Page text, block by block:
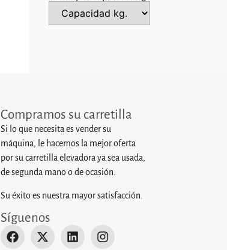
Compramos su carretilla
Si lo que necesita es vender su
máquina, le hacemos la mejor oferta
por su carretilla elevadora ya sea usada,
de segunda mano o de ocasión.
Su éxito es nuestra mayor satisfacción.
Síguenos